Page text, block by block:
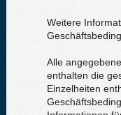
Weitere
Alle
enthalten die
Einzelheiten